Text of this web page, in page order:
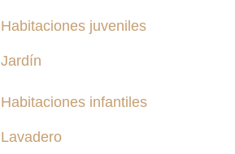
Habitaciones juveniles
Jardín
Habitaciones infantiles
Lavadero